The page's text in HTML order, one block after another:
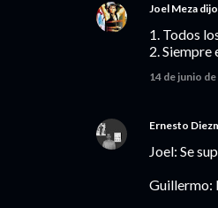
Joel Meza
1. Todos
2. Siempre
14 de junio de
Ernesto
Joel: Se
Guillermo: